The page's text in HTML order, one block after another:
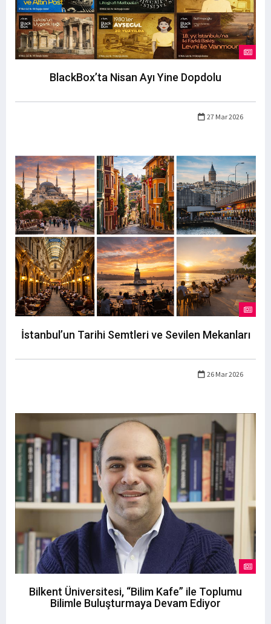
BlackBox’ta Nisan Ayı Yine Dopdolu
27 Mar 2026
İstanbul’un Tarihi Semtleri ve Sevilen Mekanları
26 Mar 2026
Bilkent Üniversitesi, “Bilim Kafe” ile Toplumu
Bilimle Buluşturmaya Devam Ediyor